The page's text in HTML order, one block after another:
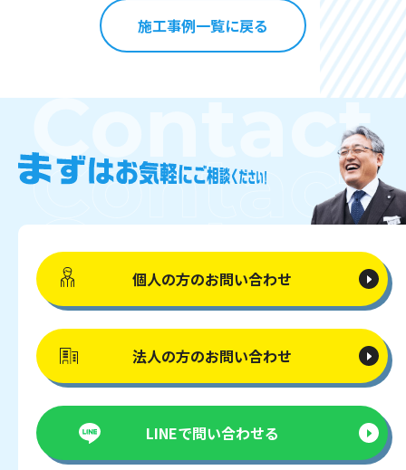
施工事例一覧に戻る
個人の方のお問い合わせ
法人の方のお問い合わせ
LINEで問い合わせる